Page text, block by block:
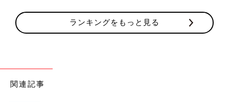
ランキングをもっと見る
関連記事